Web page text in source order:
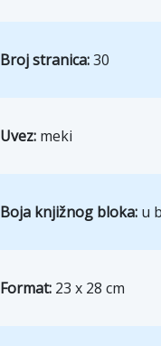
Broj stranica:30
Uvez: meki
Boja knjižnog bloka: u
Format: 23 x 28 cm